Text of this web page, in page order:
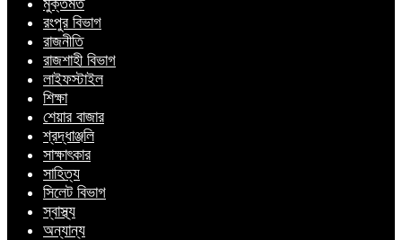
মুক্তমত
রংপুর বিভাগ
রাজনীতি
রাজশাহী বিভাগ
লাইফস্টাইল
শিক্ষা
শেয়ার বাজার
শ্রদ্ধাঞ্জলি
সাক্ষাৎকার
সাহিত্য
সিলেট বিভাগ
স্বাস্থ্য
অন্যান্য